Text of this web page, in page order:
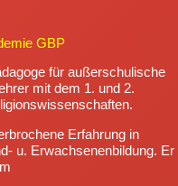
GBP
für außerschulische
mit dem 1. und 2.
Erfahrung in
u. Erwachsenenbildung. Er